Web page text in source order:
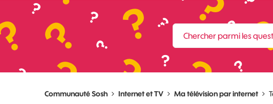
Communauté Sosh Internet et TV Ma télévision par internet